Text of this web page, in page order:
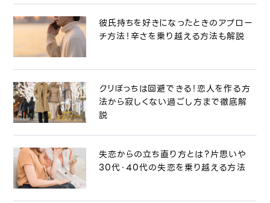
彼氏持ちを好きになったときのアプロー
チ方法！辛さを乗り越える方法も解説
クリぼっちは回避できる！恋人を作る方
法から寂しくない過ごし方まで徹底解
説
失恋からの立ち直り方とは？片思いや
30代・40代の失恋を乗り越える方法